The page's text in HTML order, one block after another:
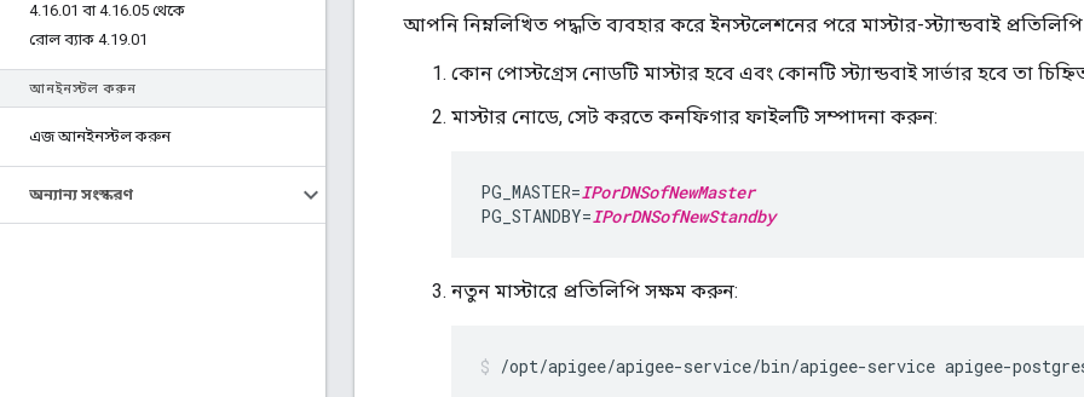
4.16.01 বা 4.16.05 থেকে
রোল ব্যাক 4.19.01
আনইনস্টল করুন
এজ আনইনস্টল করুন
অন্যান্য সংস্করণ
আপনি নিম্নলিখিত পদ্ধতি ব্যবহার করে ইনস্টলেশনের পরে মাস্টার-স্ট্যান্ডবাই
কোন পোস্টগ্রেস নোডটি মাস্টার হবে এবং কোনটি স্ট্যান্ডবাই সার্ভার হবে তা
মাস্টার নোডে, সেট করতে কনফিগার ফাইলটি সম্পাদনা করুন:
PG_MASTER=IPorDNSofNewMaster
PG_STANDBY=IPorDNSofNewStandby
নতুন মাস্টারে প্রতিলিপি সক্ষম করুন:
/opt/apigee/apigee-service/bin/apigee-service apigee-